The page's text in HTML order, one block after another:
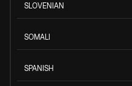
SLOVENIAN
SOMALI
SPANISH